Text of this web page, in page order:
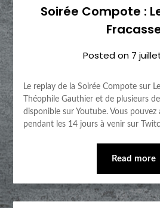
Soirée Compote :
Posted on 7
Le replay de la Soirée Compote sur
Théophile Gauthier et de plusieurs
disponible sur Youtube. Vous pouvez
pendant les 14 jours à venir sur
Read more